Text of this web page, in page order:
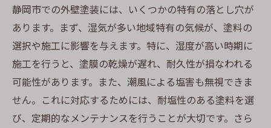
静岡市での外壁塗装には、いくつかの特有の落とし穴が
あります。まず、湿気が多い地域特有の気候が、塗料の
選択や施工に影響を与えます。特に、湿度が高い時期に
施工を行うと、塗膜の乾燥が遅れ、耐久性が損なわれる
可能性があります。また、潮風による塩害も無視できま
せん。これに対応するためには、耐塩性のある塗料を選
び、定期的なメンテナンスを行うことが大切です。さら